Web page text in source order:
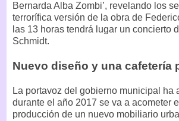
Bernarda Alba Zombi’, revelando los
terrorífica versión de la obra de
las 13 horas tendrá lugar un concierto
Schmidt.
Nuevo diseño y una cafetería
La portavoz del gobierno municipal ha
durante el año 2017 se va a acometer
producción de un nuevo mobiliario